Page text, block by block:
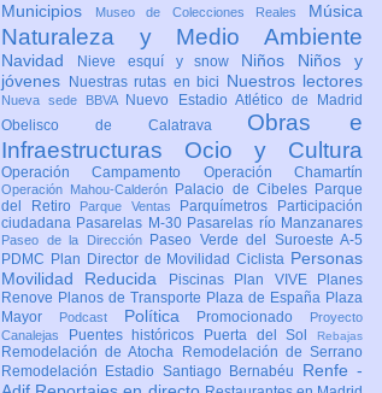
Municipios Museo de Colecciones Reales Música
Naturaleza y Medio Ambiente
Navidad Nieve esquí y snow Niños Niños y
jóvenes
Nuestras rutas en bici Nuestros lectores
Nueva sede BBVA
Nuevo Estadio Atlético de Madrid
Obelisco de Calatrava Obras e
Infraestructuras Ocio y Cultura
Operación Campamento Operación Chamartín
Operación Mahou-Calderón Palacio de Cibeles Parque
del Retiro
Parque Ventas Parquímetros
Participación
ciudadana Pasarelas M-30 Pasarelas río Manzanares
Paseo de la Dirección
Paseo Verde del Suroeste A-5
PDMC Plan Director de Movilidad Ciclista Personas
Movilidad Reducida
Piscinas Plan VIVE
Planes
Renove Planos de Transporte Plaza de España Plaza
Mayor
Podcast Política Promocionado
Proyecto
Canalejas
Puentes históricos Puerta del Sol Rebajas
Remodelación de Atocha
Remodelación de Serrano
Remodelación Estadio Santiago Bernabéu Renfe -